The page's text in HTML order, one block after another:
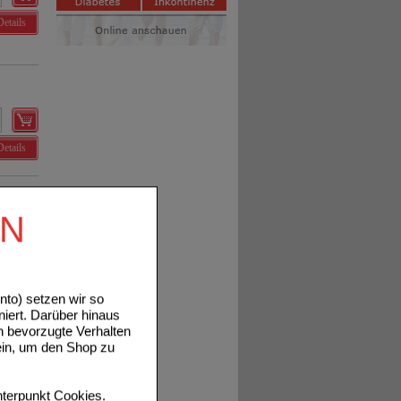
setzen wir so
Darüber hinaus
bevorzugte Verhalten
um den Shop zu
Cookies.
Details